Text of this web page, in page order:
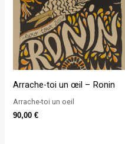
Arrache-toi un œil – Ronin
Arrache-toi un oeil
90,00€